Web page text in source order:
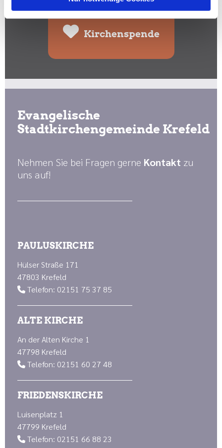
Kirchenspende
Evangelische
Stadtkirchengemeinde Krefeld
Nehmen Sie bei Fragen gerne Kontakt zu
uns auf!
PAULUSKIRCHE
Hülser Straße 171
47803 Krefeld
 Telefon: 02151 75 37 85
ALTE KIRCHE
An der Alten Kirche 1
47798 Krefeld
 Telefon: 02151 60 27 48
FRIEDENSKIRCHE
Luisenplatz 1
47799 Krefeld
 Telefon: 02151 66 88 23